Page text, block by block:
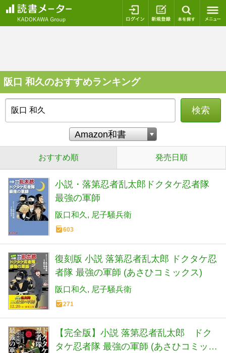
ログイン 新規登録
阪口 和久のおすすめランキング
検索
おすすめ順 発売日順
小説・落第忍者乱太郎ドクタケ忍者隊
最強の軍師
阪口和久 尼子騒兵衛
603
復刻版 小説 落第忍者乱太郎 ドクタケ忍
者隊 最強の軍師 (あさひコミックス)
阪口和久 尼子騒兵衛
271
【完全版】小説 落第忍者乱太郎 ドク
タケ忍者隊 最強の軍師 (あさひコミック